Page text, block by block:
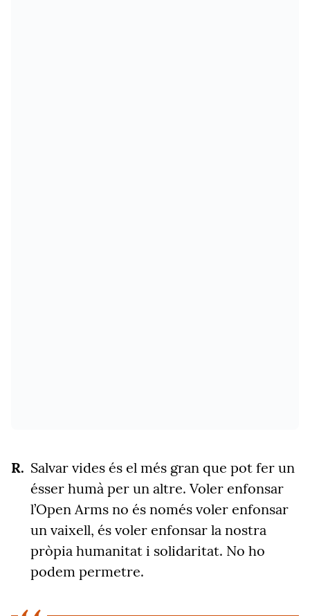
Salvar vides és el més gran que pot fer un
ésser humà per un altre. Voler enfonsar
l’Open Arms no és només voler enfonsar
un vaixell, és voler enfonsar la nostra
pròpia humanitat i solidaritat. No ho
podem permetre.